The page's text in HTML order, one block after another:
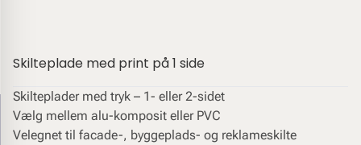
Skilteplade med print på 1 side
Skilteplader med tryk – 1- eller 2-sidet
Vælg mellem alu-komposit eller PVC
Velegnet til facade-, byggeplads- og reklameskilte